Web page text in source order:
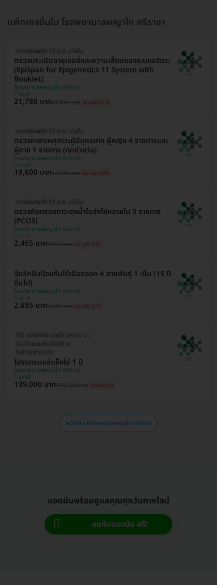
แพ็กเกจอื่นใน โรงพยาบาลพญาไท ศรีราชา
ราคาพิเศษถึง 16 ส.ค. เท่านั้น
ตรวจประเมินอายุเซลล์และความเสื่อมของระบบอวัยวะ
(EpiSpan for Epigenetics 11 System with
Booklet)
โรงพยาบาลพญาไท ศรีราชา
ชลบุรี
21,780 บาท27,435 บาท ประหยัด 21%
ราคาพิเศษถึง 16 ส.ค. เท่านั้น
ตรวจหาสาเหตุภาวะผู้มีบุตรยาก ผู้หญิง 4 รายการและ
ผู้ชาย 1 รายการ (ทุกช่วงวัย)
โรงพยาบาลพญาไท ศรีราชา
ชลบุรี
19,600 บาท34,376 บาท ประหยัด 43%
ราคาพิเศษถึง 16 ส.ค. เท่านั้น
ตรวจคัดกรองภาวะถุงน้ำในรังไข่หลายใบ 3 รายการ
(PCOS)
โรงพยาบาลพญาไท ศรีราชา
ชลบุรี
2,465 บาท4,953 บาท ประหยัด 50%
ฉีดวัคซีนป้องกันไข้เลือดออก 4 สายพันธุ์ 1 เข็ม (15 ปี
ขึ้นไป)
โรงพยาบาลพญาไท ศรีราชา
ชลบุรี
2,695 บาท3,422 บาท ประหยัด 21%
HD ออกค่าประเมินให้! สูงสุด 1500 บ.
โอนจ่ายลดเพิ่ม 8000 บ.
ไม่จำกัดจำนวนไข่
โปรแกรมแช่แข็งไข่ 1 ปี
โรงพยาบาลพญาไท ศรีราชา
ชลบุรี
139,000 บาท159,000 บาท ประหยัด 8%
หน้ารวม โรงพยาบาลพญาไท ศรีราชา
แอดมินพร้อมดูแลคุณทุกวันทางไลน์
คุยกับแอดมิน ฟรี!